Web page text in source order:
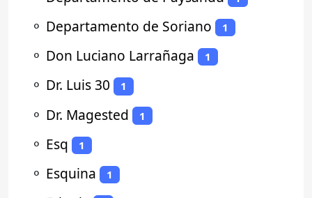
⚬ Departamento de Soriano 1
⚬ Don Luciano Larrañaga 1
⚬ Dr. Luis 30 1
⚬ Dr. Magested 1
⚬ Esq 1
⚬ Esquina 1